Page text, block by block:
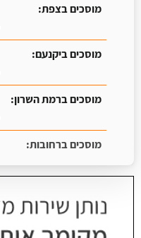
מוסכים בצפת:
מוסכים ביקנעם:
מוסכים ברמת השרון:
מוסכים ברחובות: